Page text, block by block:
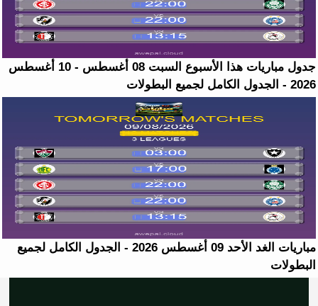
جدول مباريات هذا الأسبوع السبت 08 أغسطس - 10 أغسطس
2026 - الجدول الكامل لجميع البطولات
مباريات الغد الأحد 09 أغسطس 2026 - الجدول الكامل لجميع
البطولات